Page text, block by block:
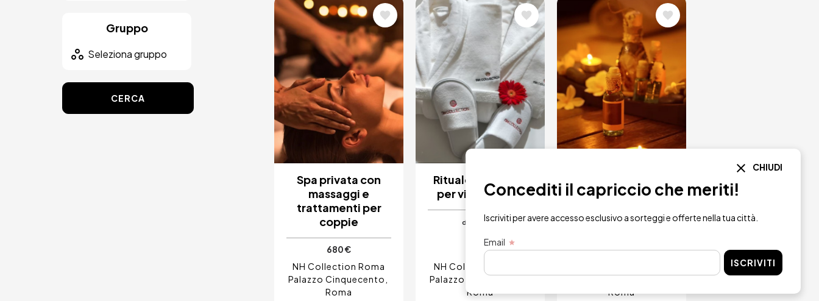
Gruppo
CERCA
Immagine
Spa privata con
massaggi e
trattamenti per
coppie
680 €
NH Collection Roma
Palazzo Cinquecento
Roma
Immagine
Rituale del jet lag
per viso e corpo
da 250 €
NH Collection Roma
Palazzo Cinquecento
Roma
Immagine
tradizionale a
Roma
CHIUDI
Concediti il capriccio che meriti!
Iscriviti per avere accesso esclusivo a sorteggi e offerte nella tua città.
Email
ISCRIVITI